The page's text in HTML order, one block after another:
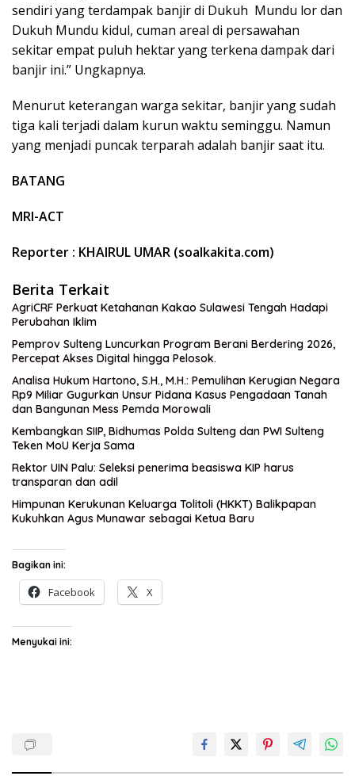
sendiri yang terdampak banjir di Dukuh Mundu lor dan
Dukuh Mundu kidul, cuman areal di persawahan
sekitar empat puluh hektar yang terkena dampak dari
banjir ini.” Ungkapnya.
Menurut keterangan warga sekitar, banjir yang sudah
tiga kali terjadi dalam kurun waktu seminggu. Namun
yang menjadi puncak terparah adalah banjir saat itu.
BATANG
MRI-ACT
Reporter : KHAIRUL UMAR (soalkakita.com)
Berita Terkait
AgriCRF Perkuat Ketahanan Kakao Sulawesi Tengah Hadapi
Perubahan Iklim
Pemprov Sulteng Luncurkan Program Berani Berdering 2026,
Percepat Akses Digital hingga Pelosok.
Analisa Hukum Hartono, S.H., M.H.: Pemulihan Kerugian Negara
Rp9 Miliar Gugurkan Unsur Pidana Kasus Pengadaan Tanah
dan Bangunan Mess Pemda Morowali
Kembangkan SIIP, Bidhumas Polda Sulteng dan PWI Sulteng
Teken MoU Kerja Sama
Rektor UIN Palu: Seleksi penerima beasiswa KIP harus
transparan dan adil
Himpunan Kerukunan Keluarga Tolitoli (HKKT) Balikpapan
Kukuhkan Agus Munawar sebagai Ketua Baru
Bagikan ini:
Facebook X
Menyukai ini: